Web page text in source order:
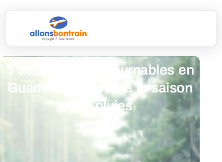
5 activités incontournables en
Guadeloupe lors de la saison
des pluies